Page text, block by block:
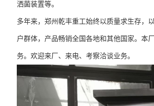
洒菌装置等。
多年来，郑州乾丰重工始终以质量求生存，
户群体，产品畅销全国各地和其他国家。本
务。欢迎来厂、来电、考察洽谈业务。